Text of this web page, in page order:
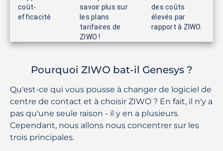
coût-
efficacité
savoir plus sur
les plans
tarifaires de
ZIWO !
des coûts
élevés par
rapport à ZIWO.
Pourquoi ZIWO bat-il Genesys ?
Qu'est-ce qui vous pousse à changer de logiciel de
centre de contact et à choisir ZIWO ? En fait, il n'y a
pas qu'une seule raison - il y en a plusieurs.
Cependant, nous allons nous concentrer sur les
trois principales.